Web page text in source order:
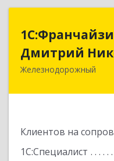
Дмитрий
Железнодорожный
Клиентов на
1С:Специалист
143980,